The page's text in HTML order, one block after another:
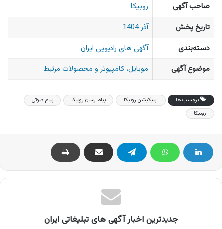
صاحب آگهی
روبیکا
تاریخ پخش
آذر 1404
دسته‌بندی
آگهی های رادیویی ایران
موضوع آگهی
موبایل، کامپیوتر و محصولات مرتبط
برچسب ها اپلیکیشن روبیکا پیام رسان روبیکا
پیام صوتی
روبیکا
جدیدترین اخبار آگهی های تبلیغاتی ایران